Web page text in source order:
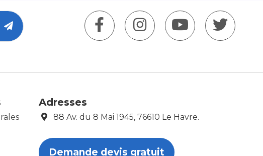
Adresses
88 Av. du 8 Mai 1945, 76610 Le Havre.
Demande devis gratuit